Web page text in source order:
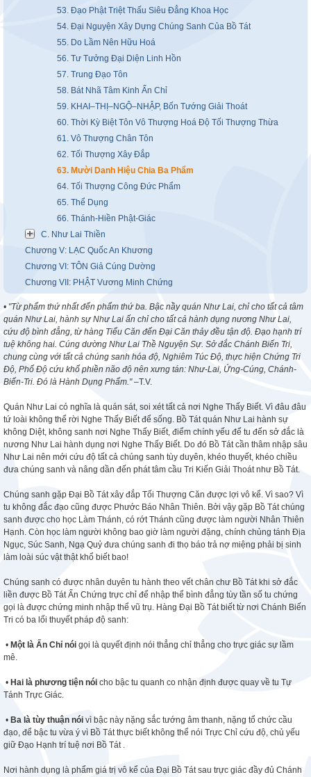
53. Đạo Phật Triệt Thấu Siêu Đẳng Khoa Học
54. Đại Nguyện Xây Dựng Chúng Sanh Của Bồ Tát
55. Do Lầm Nên Hữu Hoá
56. Tư Tưởng Đại Diện Linh Hồn
57. Trung Đạo Tôn
58. Bát Nhã Tâm Kinh Ấn Chỉ
59. KHAI–THỊ–NGỘ–NHẬP, Bốn Tướng Giải Thoát
60. Thời Kỳ Biệt Tôn Vô Thượng Hoá Độ Tối Thượng Thừa
61. Vô Thượng Chân Tôn
62. Tối Thượng Xây Đắp
63. Mười Danh Hiệu Chia Ba Phẩm
64. Tối Thượng Công Đức Phẩm
65. Thể Dụng
66. Thánh-Hiền Phật-Giác
C. Như Lai Thiền
Chương V: LẠC Quốc An Khương
Chương VI: TÔN Giả Cúng Dường
Chương VII: PHẬT Vương Minh Chứng
• "Từ phẩm thứ nhất đến phẩm thứ ba. Bậc nầy quán Như Lai, chỉ cho tất cả tâm
quán Như Lai, hành sự Như Lai ấn chỉ cho tất cả hành dụng nương Như Lai,
cứu độ bình đẳng, từ hàng Tiểu Căn đến Đại Căn thảy đều tận độ. Đạo hạnh trí
tuệ không hai. Cúng dường Như Lai Thề Nguyện Sự. Sở đắc Chánh Biến Tri,
chung cùng với tất cả chúng sanh hóa độ, Nghiêm Túc Độ, thực hiện Chứng Tri
Độ, Phổ Độ cứu khổ phiền não độ nên xưng tán: Như-Lai, Ứng-Cúng, Chánh-
Biến-Tri. Đó là Hành Dụng Phẩm."–T.V.
Quán Như Lai có nghĩa là quán sát, soi xét tất cả nơi Nghe Thấy Biết. Vì đâu đâu
tứ loài không thể rời Nghe Thấy Biết để sống. Bồ Tát quán Như Lai hành sự
không Diệt, không sanh nơi Nghe Thấy Biết, điểm chính yếu để tu đến sở đắc là
nương Như Lai hành dụng nơi Nghe Thấy Biết. Do đó Bồ Tát cần thâm nhập sâu
Như Lai nên mới cứu độ tất cả chúng sanh tùy duyên, khéo thuyết, khéo chiều
đưa chúng sanh và nâng dần đến phát tâm cầu Tri Kiến Giải Thoát như Bồ Tát.
Chúng sanh gặp Đại Bồ Tát xây đắp Tối Thượng Căn được lợi vô kể. Vì sao? Vì
tu không đắc đạo cũng được Phước Báo Nhân Thiên. Bởi vậy gặp Bồ Tát chúng
sanh được cho học Làm Thánh, có rớt Thánh cũng được làm người Nhân Thiên
Hạnh. Còn học làm người không bao giờ làm người đặng, chính chủng tánh Địa
Ngục, Súc Sanh, Ngạ Quỷ đưa chúng sanh đi thọ báo trả nợ miệng phải bị sinh
làm loài súc vật thật khổ biết bao!
Chúng sanh có được nhân duyên tu hành theo vết chân chư Bồ Tát khi sở đắc
liền được Bồ Tát Ấn Chứng trực chỉ để nhập thể bình đẳng tùy tần số tu chứng
gọi là được chứng minh nhập thể vũ trụ. Hàng Đại Bồ Tát biết từ nơi Chánh Biến
Tri có ba lối thuyết pháp độ sanh:
• Một là Ấn Chỉ nói gọi là quyết định nói thẳng chỉ thẳng cho trực giác sự lầm
mê.
• Hai là phương tiện nói cho bậc tu quanh co nhận định được quay về tu Tự
Tánh Trực Giác.
• Ba là tùy thuận nói vì bậc này nặng sắc tướng âm thanh, nặng tổ chức cầu
đạo, để bậc tu vừa ý vì Bồ Tát thực biết không thể nói Trực Chỉ cứu độ, chủ yếu
giữ Đạo Hạnh trí tuệ nơi Bồ Tát .
Nơi hành dụng là phẩm giá trị vô kể của Đại Bồ Tát sau trực giác đầy đủ Chánh